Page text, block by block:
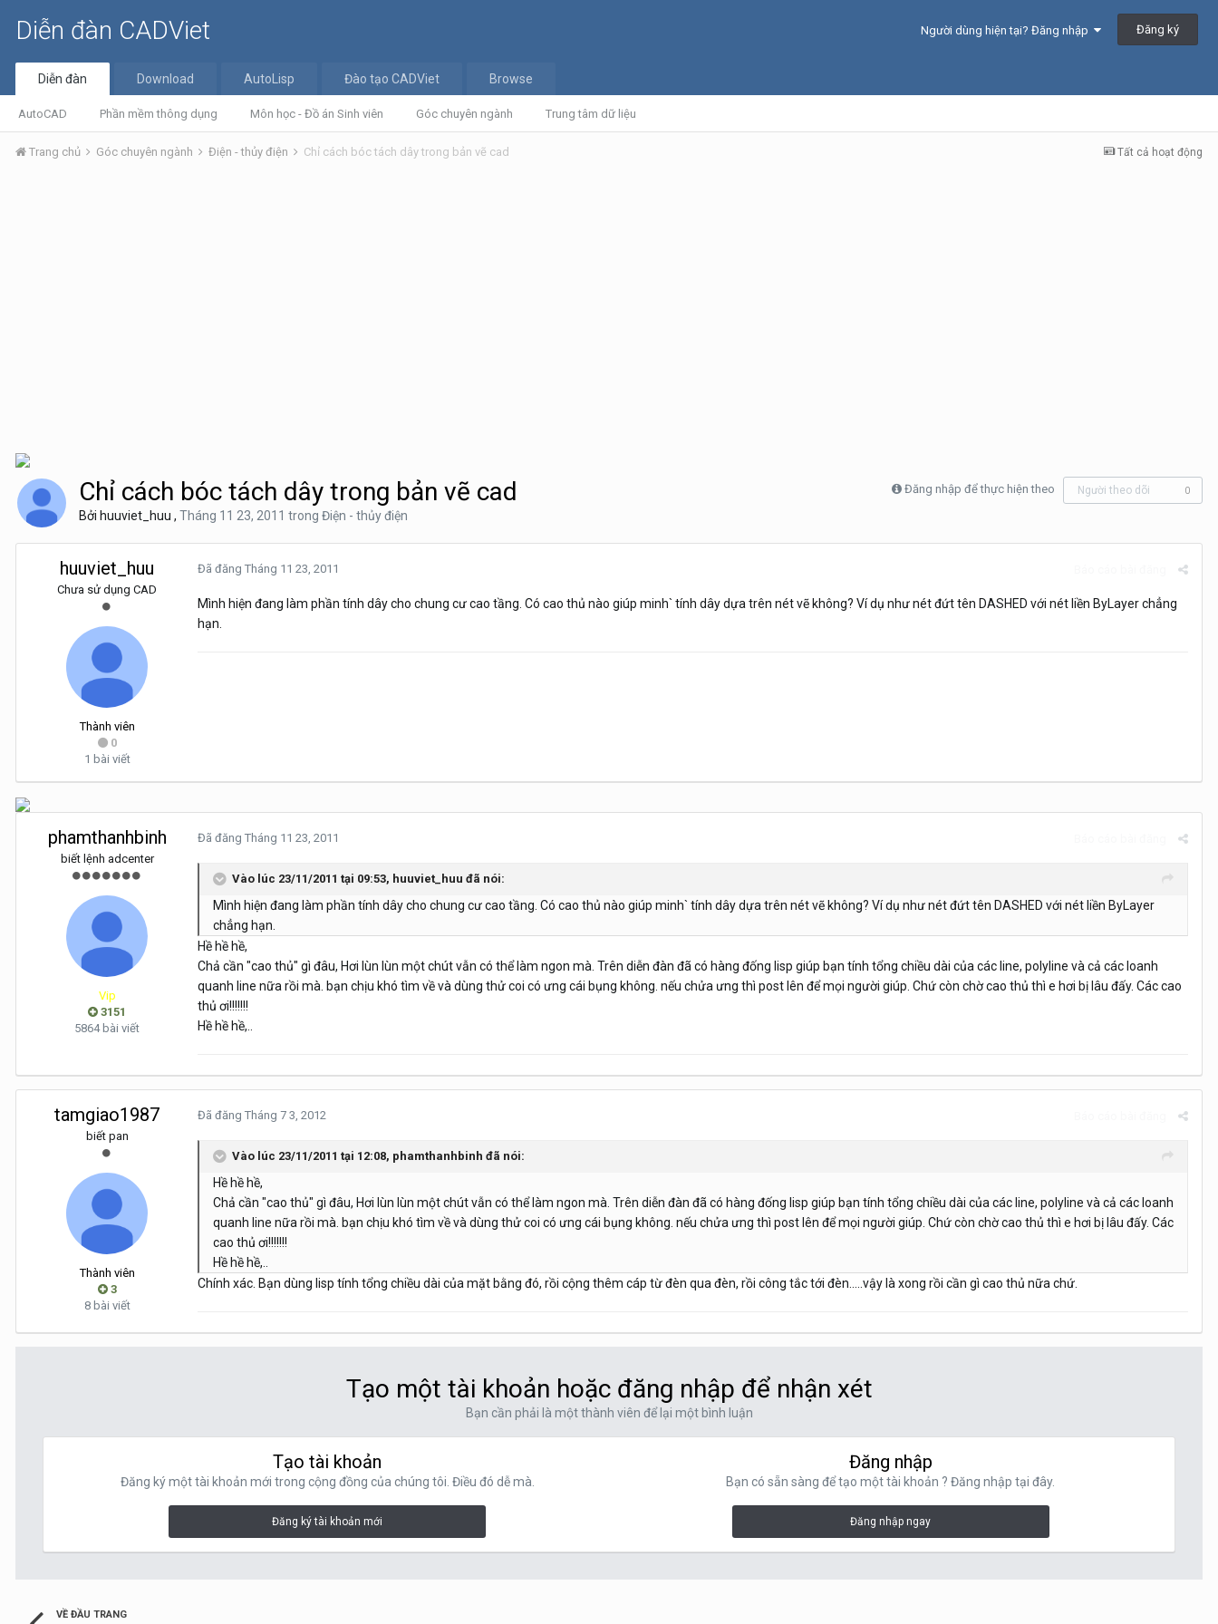
Diễn đàn CADViet Người dùng hiện tại? Đăng nhập Đăng ký
Diễn đàn
AutoCAD Phần mềm thông dụng Môn học - Đồ án Sinh viên Góc chuyên ngành Trung tâm dữ liệu
Download AutoLisp Đào tạo CADViet Browse
Tất cả hoạt động
Trang chủ Góc chuyên ngành Điện - thủy điện Chỉ cách bóc tách dây trong bản vẽ cad
Đăng nhập để thực hiện theo Người theo dõi 0
Chỉ cách bóc tách dây trong bản vẽ cad
Bởi huuviet_huu , Tháng 11 23, 2011 trong Điện - thủy điện
huuviet_huu
Chưa sử dụng CAD
Thành viên
0
1 bài viết
Đã đăng Tháng 11 23, 2011
Mình hiện đang làm phần tính dây cho chung cư cao tầng. Có cao thủ nào giúp minh` tính dây dựa trên nét vẽ không? Ví dụ như nét đứt tên DASHED với nét liền ByLayer chẳng
hạn.
phamthanhbinh
biết lệnh adcenter
Vip
3151
5864 bài viết
Đã đăng Tháng 11 23, 2011
Vào lúc 23/11/2011 tại 09:53, huuviet_huu đã nói:
Mình hiện đang làm phần tính dây cho chung cư cao tầng. Có cao thủ nào giúp minh` tính dây dựa trên nét vẽ không? Ví dụ như nét đứt tên DASHED với nét liền ByLayer
chẳng hạn.
Hề hề hề,
Chả cần "cao thủ" gì đâu, Hơi lùn lùn một chút vẫn có thể làm ngon mà. Trên diễn đàn đã có hàng đống lisp giúp bạn tính tổng chiều dài của các line, polyline và cả các loanh
quanh line nữa rồi mà. bạn chịu khó tìm về và dùng thử coi có ưng cái bụng không. nếu chửa ưng thì post lên để mọi người giúp. Chứ còn chờ cao thủ thì e hơi bị lâu đấy. Các cao
thủ ơi!!!!!!!
Hề hề hề,..
tamgiao1987
biết pan
Thành viên
3
8 bài viết
Đã đăng Tháng 7 3, 2012
Vào lúc 23/11/2011 tại 12:08, phamthanhbinh đã nói:
Hề hề hề,
Chả cần "cao thủ" gì đâu, Hơi lùn lùn một chút vẫn có thể làm ngon mà. Trên diễn đàn đã có hàng đống lisp giúp bạn tính tổng chiều dài của các line, polyline và cả các loanh
quanh line nữa rồi mà. bạn chịu khó tìm về và dùng thử coi có ưng cái bụng không. nếu chửa ưng thì post lên để mọi người giúp. Chứ còn chờ cao thủ thì e hơi bị lâu đấy. Các
cao thủ ơi!!!!!!!
Hề hề hề,..
Chính xác. Bạn dùng lisp tính tổng chiều dài của mặt bằng đó, rồi cộng thêm cáp từ đèn qua đèn, rồi công tắc tới đèn.....vậy là xong rồi cần gì cao thủ nữa chứ.
Tạo một tài khoản hoặc đăng nhập để nhận xét
Bạn cần phải là một thành viên để lại một bình luận
Tạo tài khoản
Đăng ký một tài khoản mới trong cộng đồng của chúng tôi. Điều đó dễ mà.
Đăng ký tài khoản mới
Đăng nhập
Bạn có sẵn sàng để tạo một tài khoản ? Đăng nhập tại đây.
Đăng nhập ngay
VỀ ĐẦU TRANG